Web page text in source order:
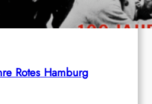
Rotes Hamburg